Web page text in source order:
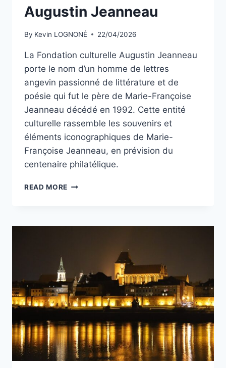
Augustin Jeanneau
By Kevin LOGNONÉ 22/04/2026
La Fondation culturelle Augustin Jeanneau
porte le nom d’un homme de lettres
angevin passionné de littérature et de
poésie qui fut le père de Marie-Françoise
Jeanneau décédé en 1992. Cette entité
culturelle rassemble les souvenirs et
éléments iconographiques de Marie-
Françoise Jeanneau, en prévision du
centenaire philatélique.
READ MORE CENTENAIRE
JEANNEAU
ÉLÉMENTS
ICONOGRAPHIQUES
RASSEMBLÉS
PAR
LA
FONDATION
CULTURELLE
AUGUSTIN
JEANNEAU